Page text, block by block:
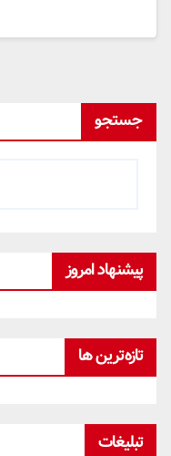
جستجو
پیشنهاد امروز
تازه‌ترین ها
تبلیغات